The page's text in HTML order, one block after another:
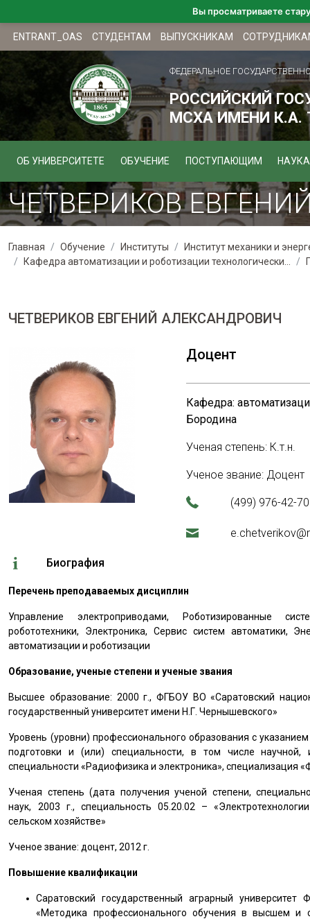
ENTRANT_OAS СТУДЕНТАМ ВЫПУСКНИКАМ
ФЕДЕРАЛЬНОЕ
РОССИЙСКИЙ
МСХА ИМЕНИ К.А.
ОБ УНИВЕРСИТЕТЕ ОБУЧЕНИЕ ПОСТУПАЮЩИМ
ЧЕТВЕРИКОВ
Главная Обучение Институты
Институт механики и
Кафедра автоматизации и роботизации технологически...
ЧЕТВЕРИКОВ ЕВГЕНИЙ АЛЕКСАНДРОВИЧ
Доцент
Кафедра:
Бородина
Ученая степень: К.т.н.
Ученое звание: Доцент
(499) 976-42-70
Биография
Перечень преподаваемых дисциплин
Управление электроприводами, Роботизированные
робототехники, Электроника, Сервис систем автоматики,
автоматизации и роботизации
Образование, ученые степени и ученые звания
Высшее образование: 2000 г., ФГБОУ ВО «Саратовский
государственный университет имени Н.Г. Чернышевского»
Уровень (уровни) профессионального образования с
подготовки и (или) специальности, в том числе
специальности «Радиофизика и электроника», специализация
Ученая степень (дата получения ученой степени,
наук, 2003 г., специальность 05.20.02 –
сельском хозяйстве»
Ученое звание: доцент, 2012 г.
Повышение квалификации
Саратовский государственный аграрный
«Методика профессионального обучения в высшем и
Вы просматриваете